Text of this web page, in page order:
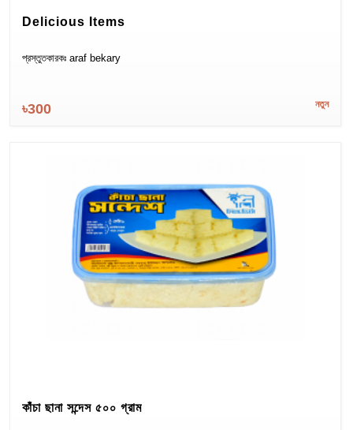
Delicious Items
প্রস্তুতকারকঃ araf bekary
৳300 নতুন
কাঁচা ছানা সন্দেস ৫০০ গ্রাম